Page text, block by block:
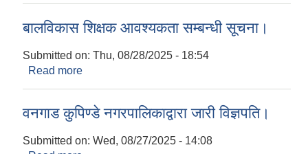
बालविकास शिक्षक आवश्यकता सम्बन्धी सूचना।
Submitted on: Thu, 08/28/2025 - 18:54
Read more
वनगाड कुपिण्डे नगरपालिकाद्वारा जारी विज्ञपति।
Submitted on: Wed, 08/27/2025 - 14:08